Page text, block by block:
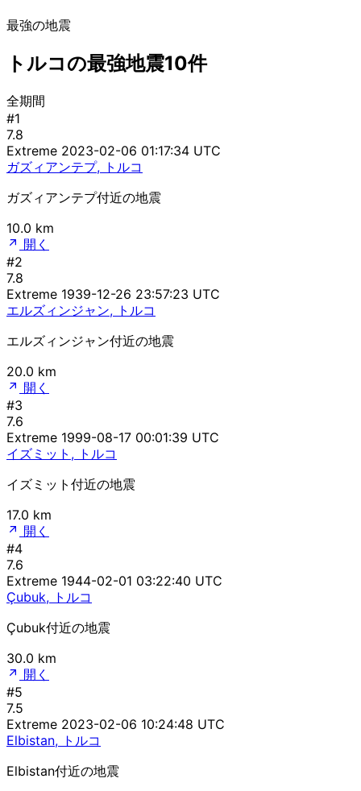
最強の地震
トルコの最強地震10件
全期間
#1
7.8
Extreme 2023-02-06 01:17:34 UTC
ガズィアンテプ, トルコ
ガズィアンテプ付近の地震
10.0 km
開く
#2
7.8
Extreme 1939-12-26 23:57:23 UTC
エルズィンジャン, トルコ
エルズィンジャン付近の地震
20.0 km
開く
#3
7.6
Extreme 1999-08-17 00:01:39 UTC
イズミット, トルコ
イズミット付近の地震
17.0 km
開く
#4
7.6
Extreme 1944-02-01 03:22:40 UTC
Çubuk, トルコ
Çubuk付近の地震
30.0 km
開く
#5
7.5
Extreme 2023-02-06 10:24:48 UTC
Elbistan, トルコ
Elbistan付近の地震